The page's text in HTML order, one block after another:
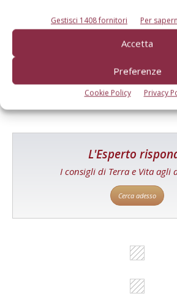
Gestisci 1408 fornitori Per
Accetta
Preferenze
Cookie Policy Privacy
Catalogo Aziende e
Un modo semplice per cercare
Cerca adesso
L'Esperto
I consigli di Terra e Vita agli
Cerca adesso